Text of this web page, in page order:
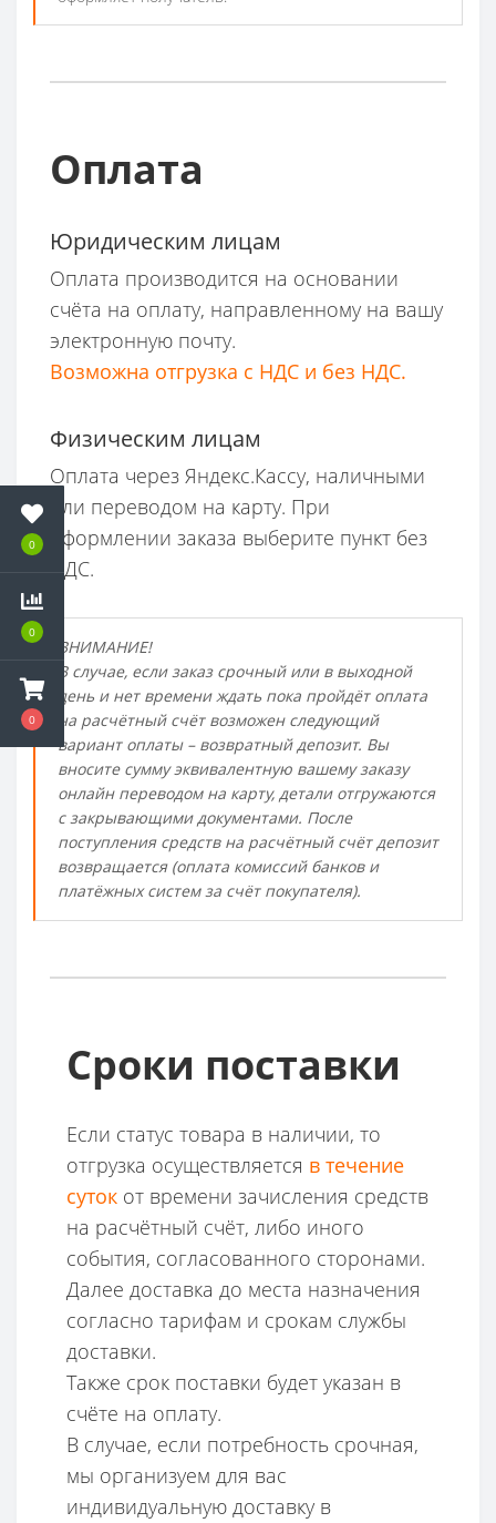
0
0
0
Оплата
Юридическим лицам
Оплата производится на основании
счёта на оплату, направленному на вашу
электронную почту.
Возможна отгрузка с НДС и без НДС.
Физическим лицам
Оплата через Яндекс.Кассу, наличными
или переводом на карту. При
оформлении заказа выберите пункт без
НДС.
ВНИМАНИЕ!
В случае, если заказ срочный или в выходной
день и нет времени ждать пока пройдёт оплата
на расчётный счёт возможен следующий
вариант оплаты – возвратный депозит. Вы
вносите сумму эквивалентную вашему заказу
онлайн переводом на карту, детали отгружаются
с закрывающими документами. После
поступления средств на расчётный счёт депозит
возвращается (оплата комиссий банков и
платёжных систем за счёт покупателя).
Сроки поставки
Если статус товара в наличии, то
отгрузка осуществляется в течение
суток от времени зачисления средств
на расчётный счёт, либо иного
события, согласованного сторонами.
Далее доставка до места назначения
согласно тарифам и срокам службы
доставки.
Также срок поставки будет указан в
счёте на оплату.
В случае, если потребность срочная,
мы организуем для вас
индивидуальную доставку в